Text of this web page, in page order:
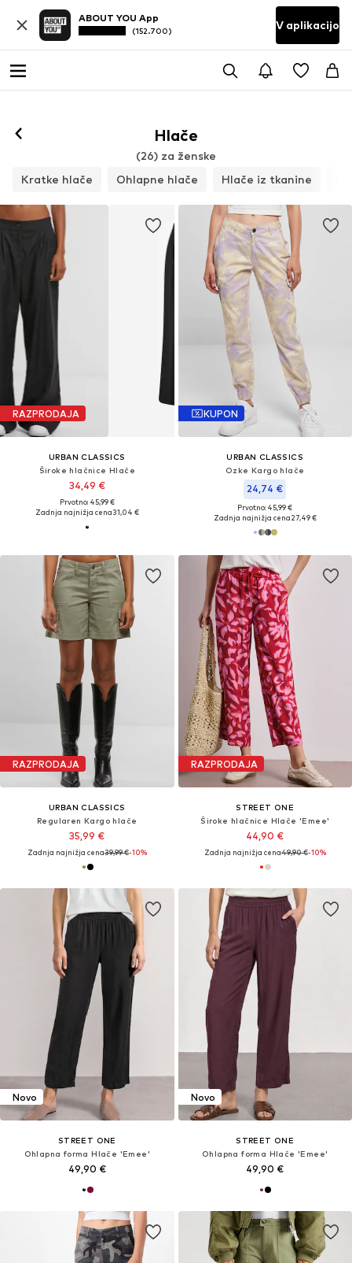
ABOUT YOU App
(152.700) V aplikacijo
Hlače
(26) za ženske
Kratke hlače
Ohlapne hlače Hlače iz tkanine
RAZPRODAJA
URBAN CLASSICS
Široke hlačnice Hlače
34,49 €
Prvotno: 45,99 €
Zadnja najnižja cena31,04 €
KUPON
URBAN CLASSICS
Ozke Kargo hlače
24,74 €
Prvotno: 45,99 €
Zadnja najnižja cena27,49 €
RAZPRODAJA
URBAN CLASSICS
Regularen Kargo hlače
35,99 €
Zadnja najnižja cena39,99 €-10%
RAZPRODAJA
STREET ONE
Široke hlačnice Hlače 'Emee'
44,90 €
Zadnja najnižja cena49,90 €-10%
Novo
STREET ONE
Ohlapna forma Hlače 'Emee'
49,90 €
Novo
STREET ONE
Ohlapna forma Hlače 'Emee'
49,90 €